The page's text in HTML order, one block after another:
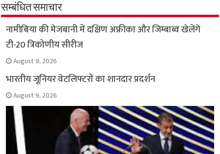
o
o
k
A
p
p
r
a
m
n
k
सम्बंधित समाचार
नामीबिया की मेजबानी में दक्षिण अफ्रीका और जिम्बाब्व खेलेंगे
टी-20 त्रिकोणीय सीरीज
August 9, 2026
भारतीय जूनियर वेटलिफ्टरों का शानदार प्रदर्शन
August 9, 2026